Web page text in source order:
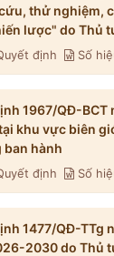
thử nghiệm,
lược" do Thủ
định Số
1967/QĐ-BCT
khu vực biên
hành
định Số
1477/QĐ-TTg
2030 do Thủ